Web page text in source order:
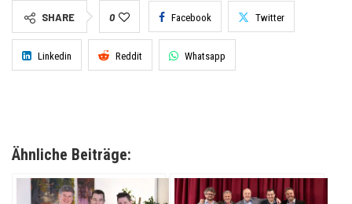
SHARE 0 Facebook Twitter
Linkedin Reddit Whatsapp
Ähnliche Beiträge: